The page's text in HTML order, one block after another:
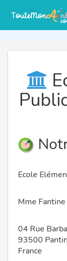
Ecole
Mme
04 Rue
93500 Pantin
France